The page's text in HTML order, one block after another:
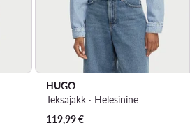
HUGO
Teksajakk · Helesinine
119,99€